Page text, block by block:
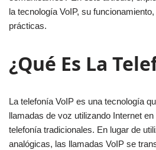
la tecnología VoIP, su
prácticas.
¿Qué Es La
La telefonía VoIP es una tecnología
llamadas de voz utilizando Internet
telefonía tradicionales. En lugar de
analógicas, las llamadas VoIP se